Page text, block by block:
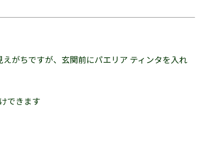
がちですが、 玄関前にパエリア ティンタを入れ
できます